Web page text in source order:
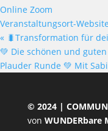
Online Zoom
Veranstaltungsort-
« 🐛Transformation für
💚 Die schönen und
Plauder Runde 💚 Mit
© 2024 |
von WUNDERbare